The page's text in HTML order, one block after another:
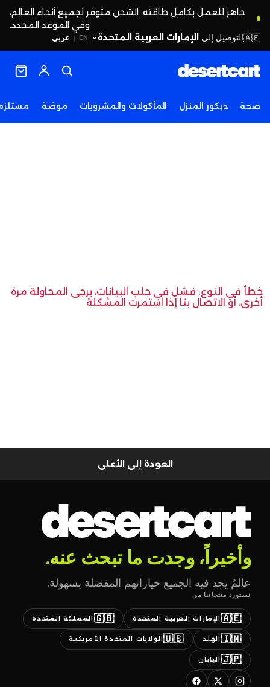
جاهز للعمل بكامل طاقته. الشحن متوفر لجميع أنحاء العالم،
وفي الموعد المحدد.
EN
| عربي 🇦🇪التوصيل إلى الإمارات العربية المتحدة
صحة ديكور المنزل المأكولات والمشروبات موضة
خطأ في النوع: فشل في جلب البيانات، يرجى المحاولة مرة
أخرى، أو الاتصال بنا إذا استمرت المشكلة
العودة إلى الأعلى
وأخيراً، وجدت ما تبحث عنه.
عالمٌ يجد فيه الجميع خياراتهم المفضلة بسهولة.
نستورد منتجاتنا من
🇦🇪 الإمارات العربية المتحدة 🇬🇧 المملكة المتحدة
🇮🇳 الهند 🇺🇸الولايات المتحدة الأمريكية
🇯🇵 اليابان